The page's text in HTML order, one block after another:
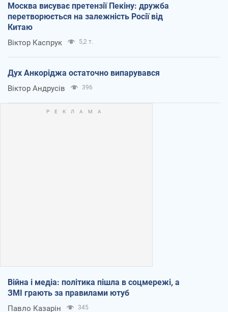
Москва висуває претензії Пекіну: дружба
перетворюється на залежність Росії від
Китаю
Віктор Каспрук 5,2 т.
Дух Анкоріджа остаточно випарувався
Віктор Андрусів 396
Війна і медіа: політика пішла в соцмережі, а
ЗМІ грають за правилами ютуб
Павло Казарін 345